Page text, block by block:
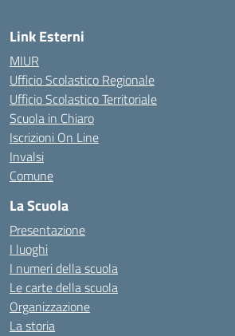
Link Esterni
MIUR
Ufficio Scolastico Regionale
Ufficio Scolastico Territoriale
Scuola in Chiaro
Iscrizioni On Line
Invalsi
Comune
La Scuola
Presentazione
I luoghi
I numeri della scuola
Le carte della scuola
Organizzazione
La storia